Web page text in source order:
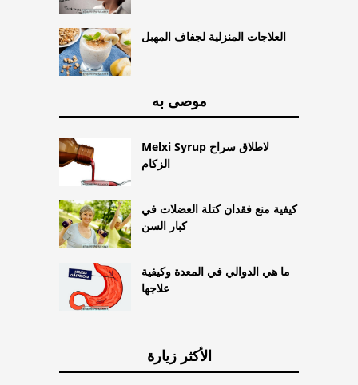
العلاجات المنزلية لجفاف المهبل
موصى به
Melxi Syrup لاطلاق سراح
الزكام
كيفية منع فقدان كتلة العضلات في
كبار السن
ما هي الدوالي في المعدة وكيفية
علاجها
الأكثر زيارة